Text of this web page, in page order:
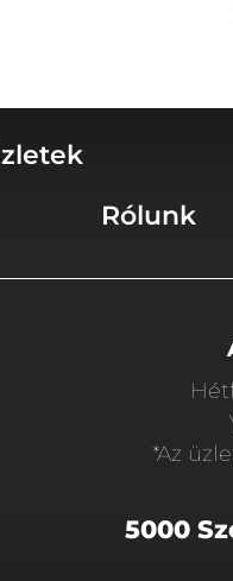
Rólunk
*Az
5000